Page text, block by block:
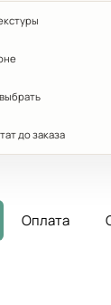
до заказа
Оплата